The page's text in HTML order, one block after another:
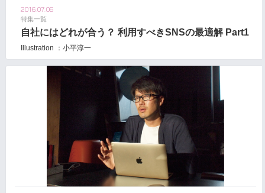
2016.07.06
特集一覧
自社にはどれが合う？ 利用すべきSNSの最適解 Part1
Illustration ：小平淳一